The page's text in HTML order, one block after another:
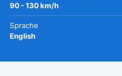
90 - 130 km/h
Sprache
English